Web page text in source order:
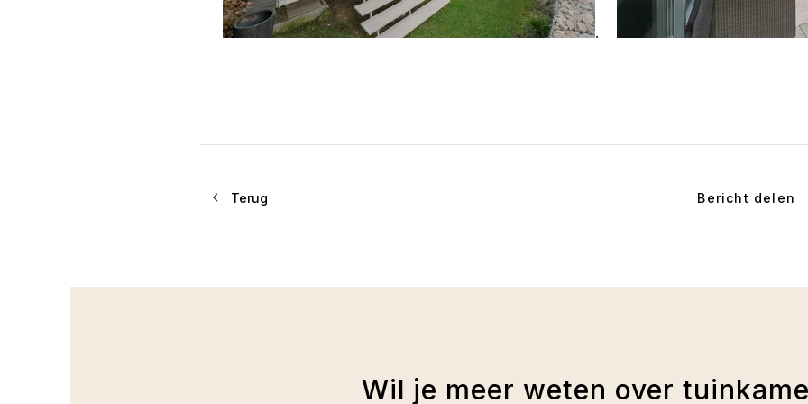
.
Terug Bericht delen
Wil je meer weten over